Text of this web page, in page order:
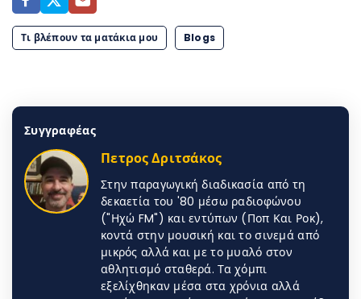
Τι βλέπουν τα ματάκια μου Blogs
Συγγραφέας
Πετρος Δριτσάκος
Στην παραγωγική διαδικασία από τη
δεκαετία του '80 μέσω ραδιοφώνου
("Ηχώ FM") και εντύπων (Ποπ Και Ροκ),
κοντά στην μουσική και το σινεμά από
μικρός αλλά και με το μυαλό στον
αθλητισμό σταθερά. Τα χόμπι
εξελίχθηκαν μέσα στα χρόνια αλλά